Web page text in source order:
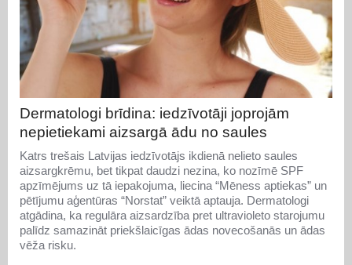
Dermatologi brīdina: iedzīvotāji joprojām
nepietiekami aizsargā ādu no saules
Katrs trešais Latvijas iedzīvotājs ikdienā nelieto saules
aizsargkrēmu, bet tikpat daudzi nezina, ko nozīmē SPF
apzīmējums uz tā iepakojuma, liecina “Mēness aptiekas” un
pētījumu aģentūras “Norstat” veiktā aptauja. Dermatologi
atgādina, ka regulāra aizsardzība pret ultravioleto starojumu
palīdz samazināt priekšlaicīgas ādas novecošanās un ādas
vēža risku.